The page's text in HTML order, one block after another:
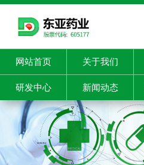
网站首页 关于我们
研发中心 新闻动态